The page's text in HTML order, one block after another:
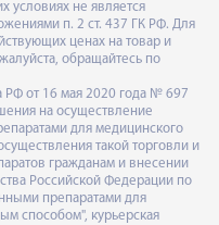
условиях не является
п. 2 ст. 437 ГК РФ. Для
ценах на товар и
обращайтесь по
РФ от 16 мая 2020 года № 697
на осуществление
для медицинского
такой торговли и
гражданам и внесении
Российской Федерации по
препаратами для
способом", курьерская